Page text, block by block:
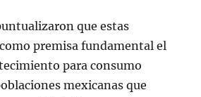
que estas
premisa fundamental el
para consumo
mexicanas que